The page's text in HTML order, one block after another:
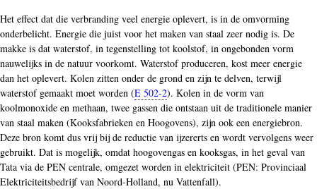
Het effect dat die verbranding veel energie oplevert, is in de omvorming
onderbelicht. Energie die juist voor het maken van staal zeer nodig is. De
makke is dat waterstof, in tegenstelling tot koolstof, in ongebonden vorm
nauwelijks in de natuur voorkomt. Waterstof produceren, kost meer energie
dan het oplevert. Kolen zitten onder de grond en zijn te delven, terwijl
waterstof gemaakt moet worden (E 502-2). Kolen in de vorm van
koolmonoxide en methaan, twee gassen die ontstaan uit de traditionele manier
van staal maken (Kooksfabrieken en Hoogovens), zijn ook een energiebron.
Deze bron komt dus vrij bij de reductie van ijzererts en wordt vervolgens weer
gebruikt. Dat is mogelijk, omdat hoogovengas en kooksgas, in het geval van
Tata via de PEN centrale, omgezet worden in elektriciteit (PEN: Provinciaal
Elektriciteitsbedrijf van Noord-Holland, nu Vattenfall).